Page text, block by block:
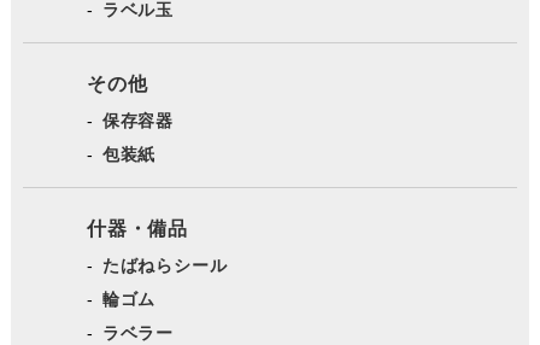
ラベル玉
その他
保存容器
包装紙
什器・備品
たばねらシール
輪ゴム
ラベラー